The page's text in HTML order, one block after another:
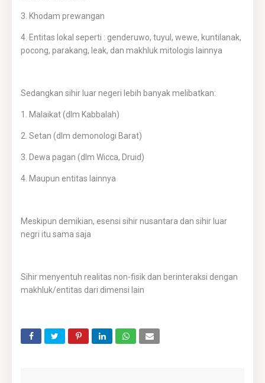
3. Khodam prewangan
4. Entitas lokal seperti : genderuwo, tuyul, wewe, kuntilanak,
pocong, parakang, leak, dan makhluk mitologis lainnya
Sedangkan sihir luar negeri lebih banyak melibatkan:
1. Malaikat (dlm Kabbalah)
2. Setan (dlm demonologi Barat)
3. Dewa pagan (dlm Wicca, Druid)
4. Maupun entitas lainnya
Meskipun demikian, esensi sihir nusantara dan sihir luar
negri itu sama saja
Sihir menyentuh realitas non-fisik dan berinteraksi dengan
makhluk/entitas dari dimensi lain